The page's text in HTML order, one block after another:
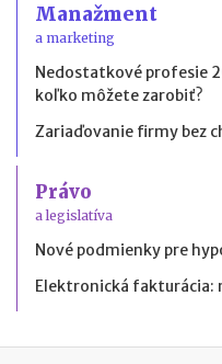
Manažment
a marketing
Nedostatkové profesie
koľko môžete zarobiť?
Zariaďovanie firmy bez
Právo
a legislatíva
Nové podmienky pre
Elektronická